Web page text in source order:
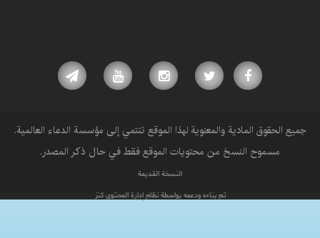
جميع الحقوق المادية والمعنوية لهذا الموقع تنتمي إلى مؤسسة الدعاء العالمية.
مسموح النسخ من محتويات الموقع فقط في حال ذكر المصدر.
النسخة القديمة
تم بناءه ودعمه بواسطة نظام إدارة المحتوى كنز